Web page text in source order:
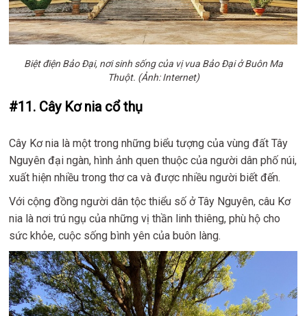
Biệt điện Bảo Đại, nơi sinh sống của vị vua Bảo Đại ở Buôn Ma
Thuột. (Ảnh: Internet)
#11. Cây Kơ nia cổ thụ
Cây Kơ nia là một trong những biểu tượng của vùng đất Tây
Nguyên đại ngàn, hình ảnh quen thuộc của người dân phố núi,
xuất hiện nhiều trong thơ ca và được nhiều người biết đến.
Với cộng đồng người dân tộc thiểu số ở Tây Nguyên, câu Kơ
nia là nơi trú ngụ của những vị thần linh thiêng, phù hộ cho
sức khỏe, cuộc sống bình yên của buôn làng.